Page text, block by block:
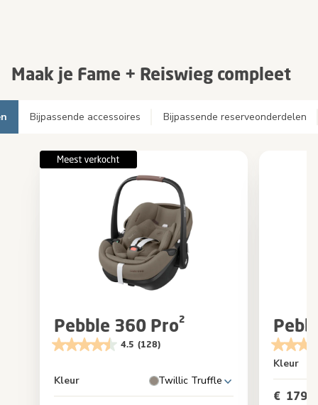
Maak je Fame + Reiswieg compleet
Bijpassende accessoires Bijpassende reserveonderdelen
Pebble 360 Pro²
4.5 (128)
Kleur Twillic Truffle
Kleur
€